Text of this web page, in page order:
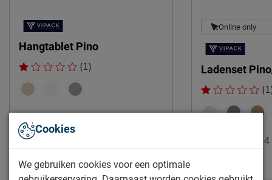
Garantie
Montage
Overige
Inclusief slaapstoel
Duurzaamheid
Duurzaam duurzamer product
Leveranciersinformatie
Naam Vipack NV
Hangtablet Pino
(1)
35.-
Online only
Ladenset
Levertijd: 2 tot
Cookies
We gebruiken cookies voor een optimale